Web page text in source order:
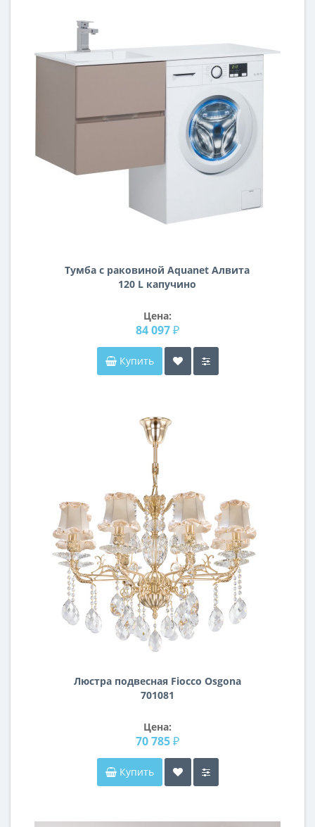
Тумба с раковиной Aquanet Алвита
120 L капучино
Цена:
84 097 ₽
Купить
Люстра подвесная Fiocco Osgona
701081
Цена:
70 785 ₽
Купить